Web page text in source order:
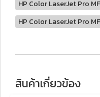
HP Color LaserJet Pro
HP Color LaserJet Pro
สินค้าเกี่ยวข้อง